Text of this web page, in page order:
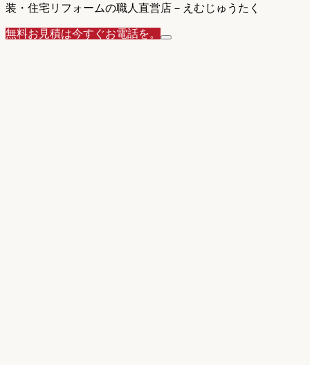
装・住宅リフォームの職人直営店－えむじゅうたく
無料お見積は今すぐお電話を。